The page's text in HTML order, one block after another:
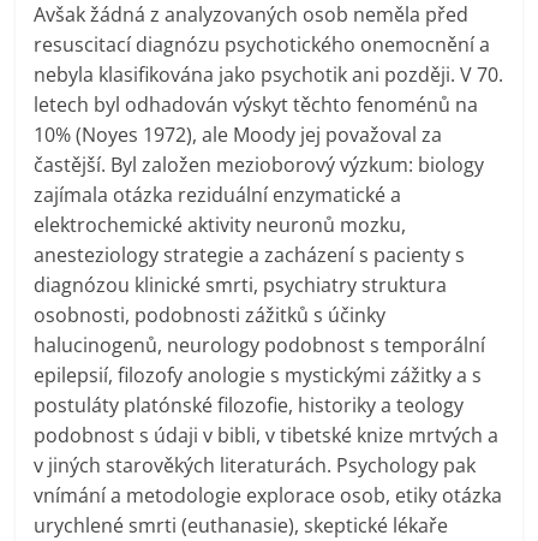
Avšak žádná z analyzovaných osob neměla před
resuscitací diagnózu psychotického onemocnění a
nebyla klasifikována jako psychotik ani později. V 70.
letech byl odhadován výskyt těchto fenoménů na
10% (Noyes 1972), ale Moody jej považoval za
častější. Byl založen mezioborový výzkum: biology
zajímala otázka reziduální enzymatické a
elektrochemické aktivity neuronů mozku,
anesteziology strategie a zacházení s pacienty s
diagnózou klinické smrti, psychiatry struktura
osobnosti, podobnosti zážitků s účinky
halucinogenů, neurology podobnost s temporální
epilepsií, filozofy anologie s mystickými zážitky a s
postuláty platónské filozofie, historiky a teology
podobnost s údaji v bibli, v tibetské knize mrtvých a
v jiných starověkých literaturách. Psychology pak
vnímání a metodologie explorace osob, etiky otázka
urychlené smrti (euthanasie), skeptické lékaře